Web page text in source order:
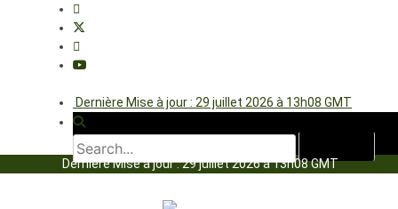
Dernière Mise à jour : 29 juillet 2026 à 13h08 GMT
Dernière Mise à jour : 29 juillet 2026 à 13h08 GMT